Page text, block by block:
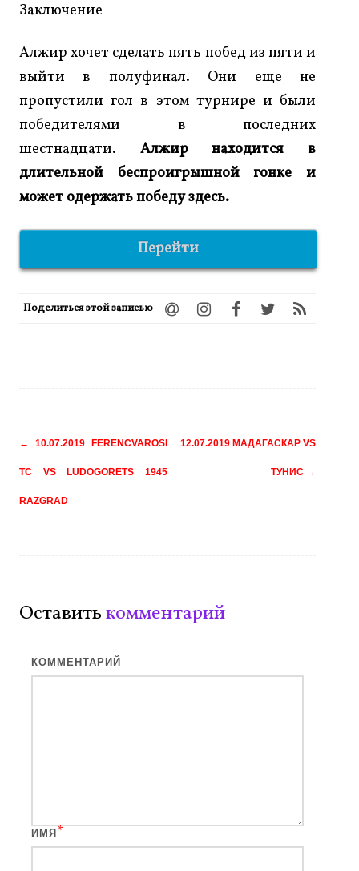
Заключение
Алжир хочет сделать пять побед из пяти и
выйти в полуфинал. Они еще не
пропустили гол в этом турнире и были
победителями в последних
шестнадцати. Алжир находится в
длительной беспроигрышной гонке и
может одержать победу здесь.
Перейти
Поделиться этой записью
Навигация
← 10.07.2019 FERENCVAROSI
TC VS LUDOGORETS 1945
RAZGRAD
12.07.2019 МАДАГАСКАР VS
ТУНИС →
Оставитькомментарий
КОММЕНТАРИЙ
ИМЯ *